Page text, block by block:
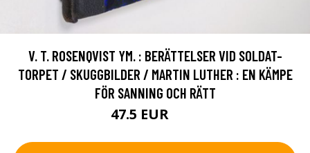
V. T. ROSENQVIST YM. : BERÄTTELSER VID SOLDAT-
TORPET / SKUGGBILDER / MARTIN LUTHER : EN KÄMPE
FÖR SANNING OCH RÄTT
47.5 EUR